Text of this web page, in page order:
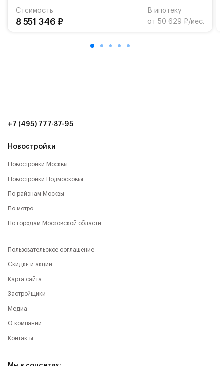
Территория квартала приватная, въезд
осуществляется по пропускам.#yan19-2r1509146#
Стоимость
8 551 346 ₽
В ипотеку
от 50 629 ₽/мес.
Новостройки
Новостройки Москвы
Новостройки Подмосковья
По районам Москвы
По метро
По городам Московской области
+7 (495) 777-87-95
Пользовательское соглашение
Скидки и акции
Карта сайта
Застройщики
Медиа
О компании
Контакты